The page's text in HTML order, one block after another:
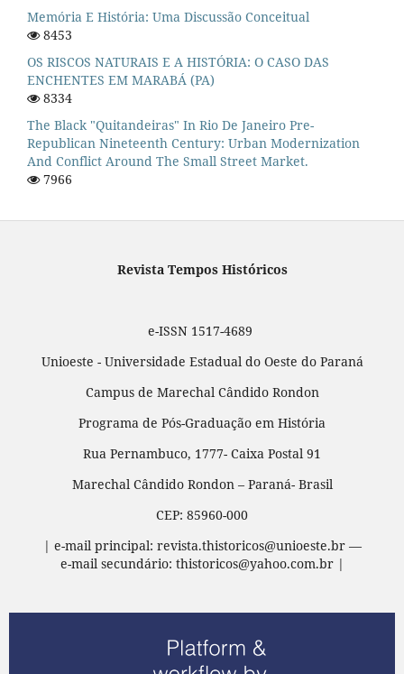
Memória E História: Uma Discussão Conceitual
8453
OS RISCOS NATURAIS E A HISTÓRIA: O CASO DAS
ENCHENTES EM MARABÁ (PA)
8334
The Black "quitandeiras" In Rio De Janeiro Pre-
Republican Nineteenth Century: Urban Modernization
And Conflict Around The Small Street Market.
7966
Revista Tempos Históricos
e-ISSN 1517-4689
Unioeste - Universidade Estadual do Oeste do Paraná
Campus de Marechal Cândido Rondon
Programa de Pós-Graduação em História
Rua Pernambuco, 1777- Caixa Postal 91
Marechal Cândido Rondon – Paraná- Brasil
CEP: 85960-000
| e-mail principal: revista.thistoricos@unioeste.br —
e-mail secundário: thistoricos@yahoo.com.br |